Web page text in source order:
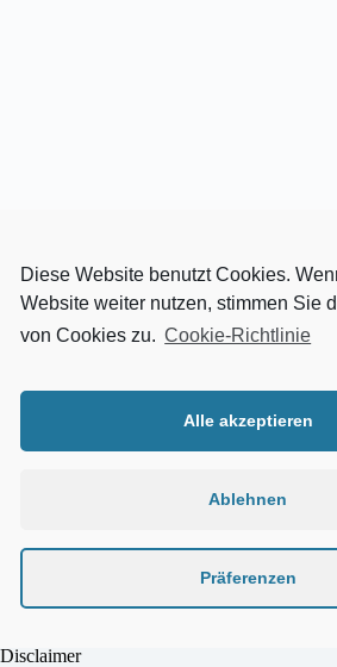
Diese Website benutzt Cookies.
Website weiter nutzen, stimmen Sie
von Cookies zu. Cookie-Richtlinie
Alle akzeptieren
Ablehnen
Präferenzen
Disclaimer